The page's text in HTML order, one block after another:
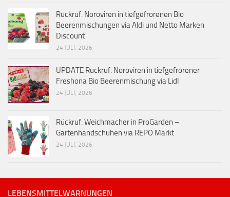
Rückruf: Noroviren in tiefgefrorenen Bio
Beerenmischungen via Aldi und Netto Marken
Discount
24 JULI, 2026
UPDATE Rückruf: Noroviren in tiefgefrorener
Freshona Bio Beerenmischung via Lidl
24 JULI, 2026
Rückruf: Weichmacher in ProGarden –
Gartenhandschuhen via REPO Markt
24 JULI, 2026
LEBENSMITTELWARNUNGEN